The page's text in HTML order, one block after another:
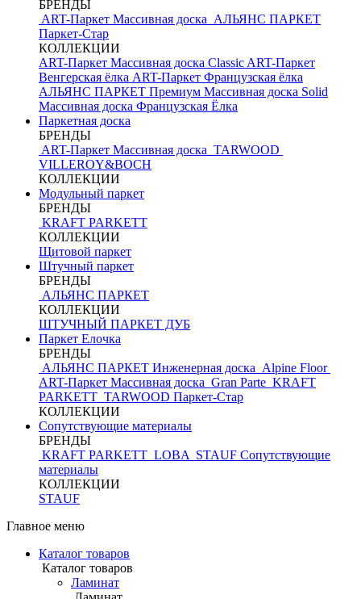
БРЕНДЫ
ART-Паркет Массивная доска АЛЬЯНС ПАРКЕТ
Паркет-Стар
КОЛЛЕКЦИИ
ART-Паркет Массивная доска Classic ART-Паркет
Венгерская ёлка ART-Паркет Французская ёлка
АЛЬЯНС ПАРКЕТ Премиум Массивная доска Solid
Массивная доска Французская Ёлка
Паркетная доска
БРЕНДЫ
ART-Паркет Массивная доска TARWOOD
VILLEROY&BOCH
КОЛЛЕКЦИИ
Модульный паркет
БРЕНДЫ
KRAFT PARKETT
КОЛЛЕКЦИИ
Щитовой паркет
Штучный паркет
БРЕНДЫ
АЛЬЯНС ПАРКЕТ
КОЛЛЕКЦИИ
ШТУЧНЫЙ ПАРКЕТ ДУБ
Паркет Елочка
БРЕНДЫ
АЛЬЯНС ПАРКЕТ Инженерная доска Alpine Floor
ART-Паркет Массивная доска Gran Parte KRAFT
PARKETT TARWOOD Паркет-Стар
КОЛЛЕКЦИИ
Сопутствующие материалы
БРЕНДЫ
KRAFT PARKETT LOBA STAUF Сопутствующие
материалы
КОЛЛЕКЦИИ
STAUF
Главное меню
Каталог товаров
Каталог товаров
Ламинат